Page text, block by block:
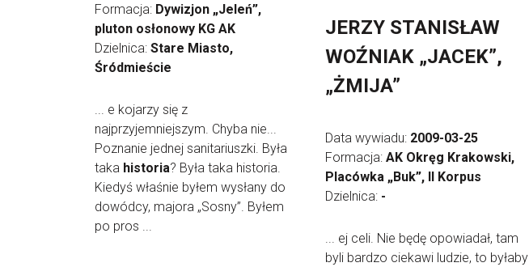
Formacja: Dywizjon „Jeleń”,
pluton osłonowy KG AK
Dzielnica: Stare Miasto,
Śródmieście
... e kojarzy się z
najprzyjemniejszym. Chyba nie...
Poznanie jednej sanitariuszki. Była
taka historia? Była taka historia.
Kiedyś właśnie byłem wysłany do
dowódcy, majora „Sosny”. Byłem
po pros ...
JERZY STANISŁAW
WOŹNIAK „JACEK”,
„ŻMIJA”
Data wywiadu: 2009-03-25
Formacja: AK Okręg Krakowski,
Placówka „Buk”, II Korpus
Dzielnica: -
... ej celi. Nie będę opowiadał, tam
byli bardzo ciekawi ludzie, to byłaby